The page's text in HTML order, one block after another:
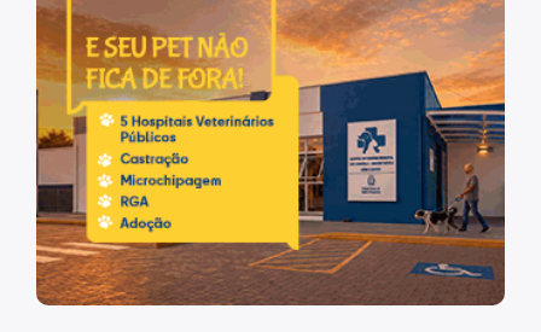
Diretrizes Institucionais
Organização
Legislação
Orientações
Infraestrutura
Agendamento de Salas